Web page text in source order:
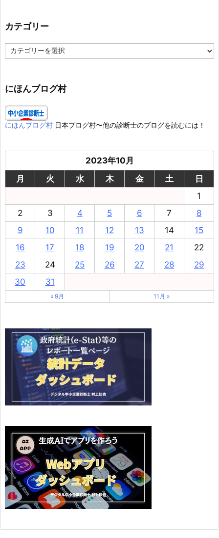
カテゴリー
テ
ー
にほんブログ村
にほんブログ村 日本ブログ村〜他の診断士のブログを読むには！
2023年10月
月
火 水 木 金 土
日
1
2
3 4 5 6 7
8
9
10 11 12 13 14
15
16
17 18 19 20 21
22
23
24 25 26 27 28
29
30
31
« 9月 11月 »